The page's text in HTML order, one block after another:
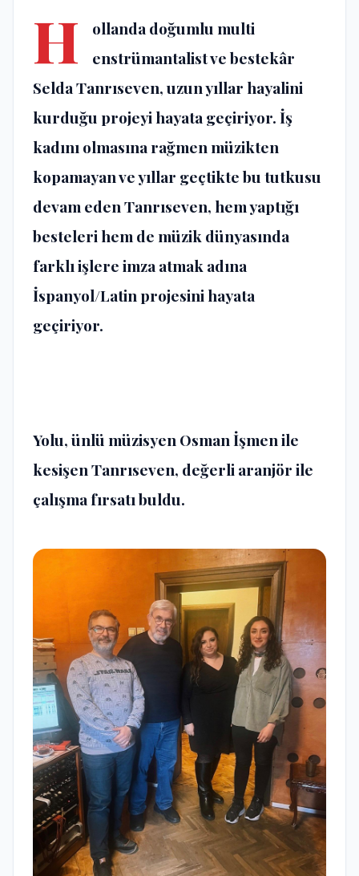
H
ollanda doğumlu multi
enstrümantalist ve bestekâr
Selda Tanrıseven, uzun yıllar hayalini
kurduğu projeyi hayata geçiriyor. İş
kadını olmasına rağmen müzikten
kopamayan ve yıllar geçtikte bu tutkusu
devam eden Tanrıseven, hem yaptığı
besteleri hem de müzik dünyasında
farklı işlere imza atmak adına
İspanyol/Latin projesini hayata
geçiriyor.
Yolu, ünlü müzisyen Osman İşmen ile
kesişen Tanrıseven, değerli aranjör ile
çalışma fırsatı buldu.